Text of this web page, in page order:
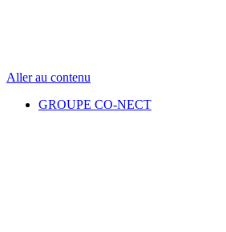
Aller au contenu
GROUPE CO-NECT